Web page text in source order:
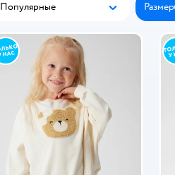
Популярные
Популярные Размер